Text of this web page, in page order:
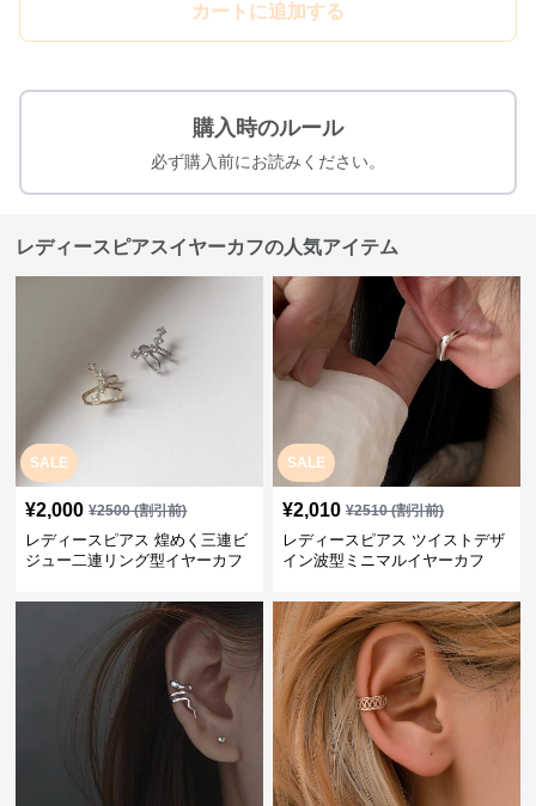
カートに追加する
購入時のルール
必ず購入前にお読みください。
レディースピアスイヤーカフの人気アイテム
SALE
¥2,000 ¥2500(割引前)
レディースピアス 煌めく三連ビ
ジュー二連リング型イヤーカフ
SALE
¥2,010 ¥2510(割引前)
レディースピアス ツイストデザ
イン波型ミニマルイヤーカフ